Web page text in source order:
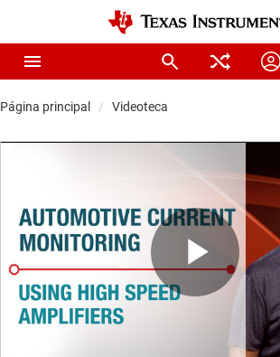
Página principal Videoteca
Play